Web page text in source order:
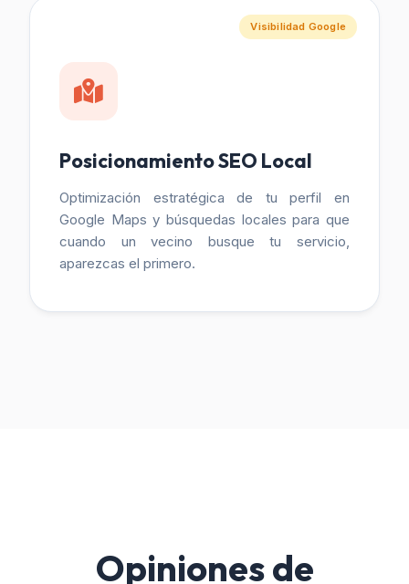
Visibilidad Google
Posicionamiento SEO Local
Optimización estratégica de tu perfil en
Google Maps y búsquedas locales para que
cuando un vecino busque tu servicio,
aparezcas el primero.
Opiniones de